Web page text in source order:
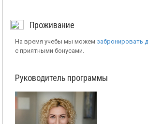
Проживание
На время учебы мы можем забронировать
с приятными бонусами.
Руководитель программы